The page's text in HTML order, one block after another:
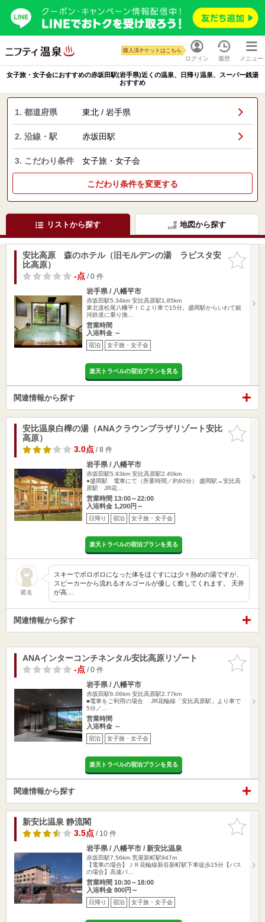
ログイン
購入済チケットはこちら
履歴 メニュー
女子旅・女子会におすすめの赤坂田駅(岩手県)近くの温泉、日帰り温泉、スーパー銭湯
おすすめ
1. 都道府県 東北 / 岩手県
2. 沿線・駅 赤坂田駅
3. こだわり条件 女子旅・女子会
こだわり条件を変更する
リストから探す 地図から探す
お気に入
りに追加
安比高原 森のホテル（旧モルデンの湯 ラビスタ安
比高原）
-点/ 0 件
岩手県 / 八幡平市
赤坂田駅5.34km 安比高原駅1.85km
東北道松尾八幡平ＩＣより車で15分。盛岡駅からいわて銀
河鉄道に乗り換…
営業時間
入浴料金 ～
宿泊 女子旅・女子会
楽天トラベルの宿泊プランを見る
関連情報から探す
お気に入
りに追加
安比温泉白樺の湯（ANAクラウンプラザリゾート安比
高原）
3.0点/ 8 件
岩手県 / 八幡平市
赤坂田駅5.93km 安比高原駅2.40km
●盛岡駅 電車にて（所要時間／約60分） 盛岡駅→安比高
原駅 JR花…
営業時間 13:00～22:00
入浴料金 1,200円～
日帰り 宿泊 女子旅・女子会
楽天トラベルの宿泊プランを見る
匿名
スキーでボロボロになった体をほぐすには少々熱めの湯ですが、
スピーカーから流れるオルゴールが優しく癒してくれます。 天井
が高…
関連情報から探す
お気に入
りに追加
ANAインターコンチネンタル安比高原リゾート
-点/ 0 件
岩手県 / 八幡平市
赤坂田駅6.06km 安比高原駅2.77km
■電車をご利用の場合 JR花輪線「安比高原駅」より車で
5分／…
営業時間
入浴料金 ～
宿泊 女子旅・女子会
楽天トラベルの宿泊プランを見る
関連情報から探す
お気に入
りに追加
新安比温泉 静流閣
3.5点/ 10 件
岩手県 / 八幡平市 / 新安比温泉
赤坂田駅7.56km 荒屋新町駅947m
【電車の場合】ＪＲ花輪線新谷新町駅下車徒歩15分【バス
の場合】高速バ…
営業時間 10:30～18:00
入浴料金 800円～
日帰り 宿泊 女子旅・女子会